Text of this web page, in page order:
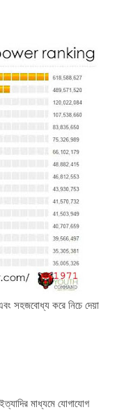
সহজবোধ্য করে নিচে দেয়া
মাধ্যমে যোগাযোগ